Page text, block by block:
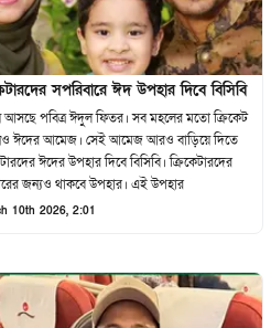
সপরিবারে ঈদ উপহার দিবে বিসিবি
আসছে পবিত্র ঈদুল ফিতর। সব মহলের মতো ক্রিকেট
ঈদের আমেজ। সেই আমেজ আরও বাড়িয়ে দিতে
ঈদের উপহার দিবে বিসিবি। ক্রিকেটারদের
জন্যও থাকবে উপহার। এই উপহার
10th 2026, 2:01